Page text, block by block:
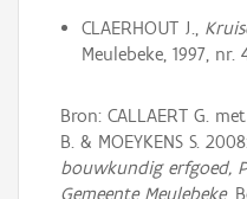
CLAERHOUT J.,
Meulebeke, 1997, nr.
Bron: CALLAERT G.
B. & MOEYKENS S.
bouwkundig erfgoed,
Gemeente Meulebeke,